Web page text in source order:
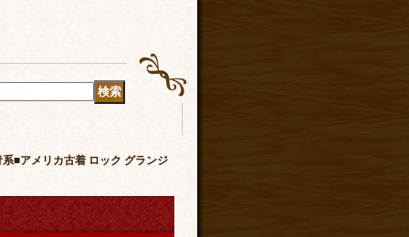
■アメリカ古着 ロック グランジ